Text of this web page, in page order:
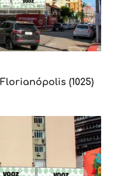
(1025)